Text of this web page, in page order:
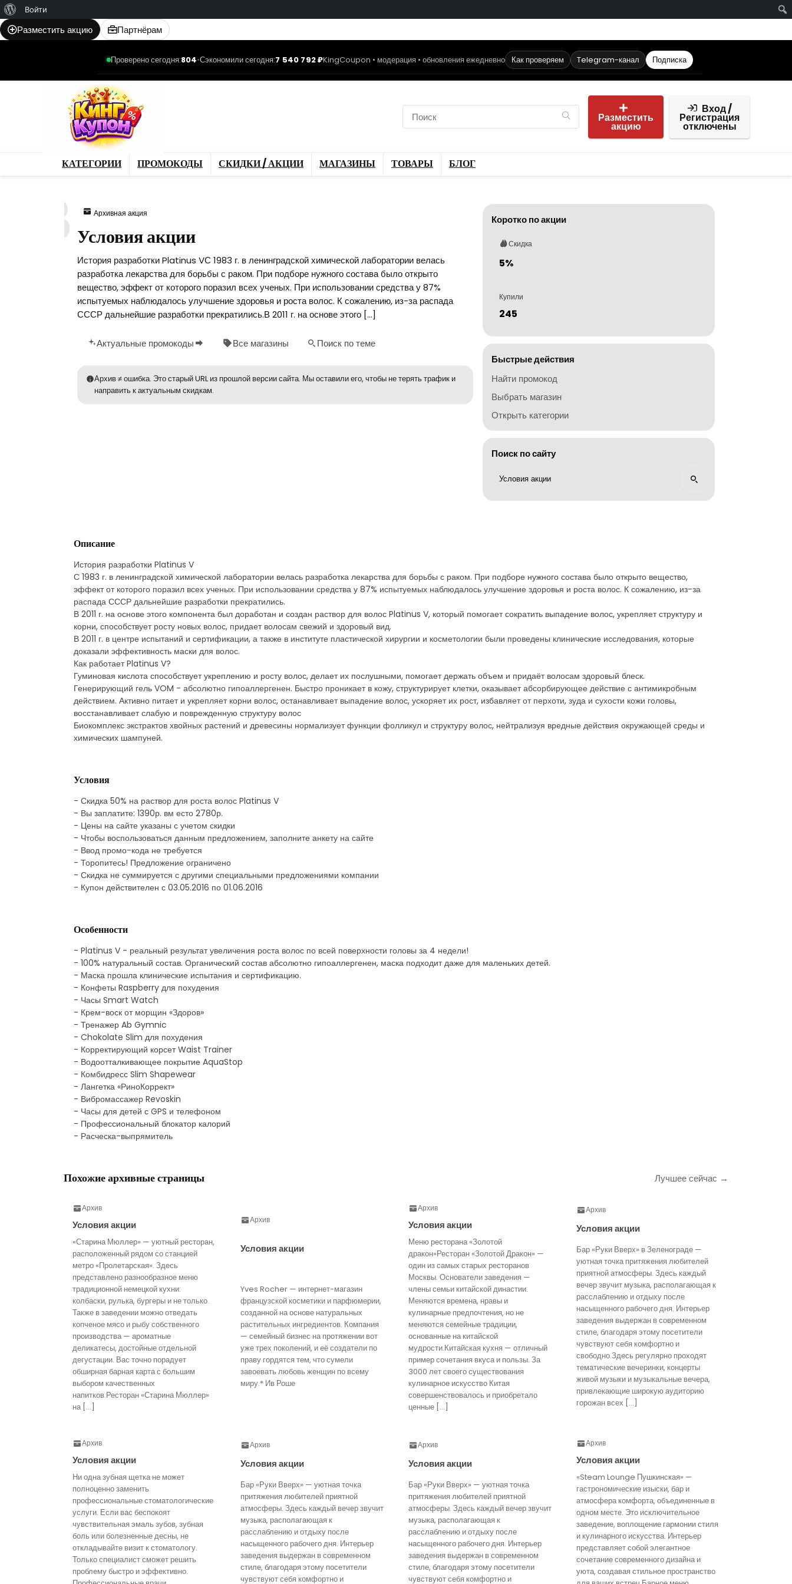
WordPress
Войти
Разместить акцию Партнёрам
Проверено сегодня:804•Сэкономили сегодня:7 540 792 ₽KingCoupon • модерация • обновления ежедневно Как проверяем Telegram-канал Подписка
Разместить
акцию
Вход /
Регистрация
отключены
КАТЕГОРИИ ПРОМОКОДЫ СКИДКИ / АКЦИИ МАГАЗИНЫ ТОВАРЫ БЛОГ
Архивная акция
Условия акции
История разработки Platinus VС 1983 г. в ленинградской химической лаборатории велась
разработка лекарства для борьбы с раком. При подборе нужного состава было открыто
вещество, эффект от которого поразил всех ученых. При использовании средства у 87%
испытуемых наблюдалось улучшение здоровья и роста волос. К сожалению, из-за распада
СССР дальнейшие разработки прекратились.В 2011 г. на основе этого […]
Актуальные промокоды Все магазины Поиск по теме
Архив ≠ ошибка. Это старый URL из прошлой версии сайта. Мы оставили его, чтобы не терять трафик и
направить к актуальным скидкам.
Коротко по акции
Скидка
5%
Купили
245
Быстрые действия
Найти промокод
Выбрать магазин
Открыть категории
Поиск по сайту
Описание
История разработки Platinus V
С 1983 г. в ленинградской химической лаборатории велась разработка лекарства для борьбы с раком. При подборе нужного состава было открыто вещество,
эффект от которого поразил всех ученых. При использовании средства у 87% испытуемых наблюдалось улучшение здоровья и роста волос. К сожалению, из-за
распада СССР дальнейшие разработки прекратились.
В 2011 г. на основе этого компонента был доработан и создан раствор для волос Platinus V, который помогает сократить выпадение волос, укрепляет структуру и
корни, способствует росту новых волос, придает волосам свежий и здоровый вид.
В 2011 г. в центре испытаний и сертификации, а также в институте пластической хирургии и косметологии были проведены клинические исследования, которые
доказали эффективность маски для волос.
Как работает Platinus V?
Гуминовая кислота способствует укреплению и росту волос, делает их послушными, помогает держать объем и придаёт волосам здоровый блеск.
Генерирующий гель VOM - абсолютно гипоаллергенен. Быстро проникает в кожу, структурирует клетки, оказывает абсорбирующее действие с антимикробным
действием. Активно питает и укрепляет корни волос, останавливает выпадение волос, ускоряет их рост, избавляет от перхоти, зуда и сухости кожи головы,
восстанавливает слабую и поврежденную структуру волос
Биокомплекс экстрактов хвойных растений и древесины нормализует функции фолликул и структуру волос, нейтрализуя вредные действия окружающей среды и
химических шампуней.
Условия
- Скидка 50% на раствор для роста волос Platinus V
- Вы заплатите: 1390р. вм есто 2780р.
- Цены на сайте указаны с учетом скидки
- Чтобы воспользоваться данным предложением, заполните анкету на сайте
- Ввод промо-кода не требуется
- Торопитесь! Предложение ограничено
- Скидка не суммируется с другими специальными предложениями компании
- Купон действителен с 03.05.2016 по 01.06.2016
Особенности
- Platinus V - реальный результат увеличения роста волос по всей поверхности головы за 4 недели!
- 100% натуральный состав. Органический состав абсолютно гипоаллергенен, маска подходит даже для маленьких детей.
- Маска прошла клинические испытания и сертификацию.
- Конфеты Raspberry для похудения
- Часы Smart Watch
- Крем-воск от морщин «Здоров»
- Тренажер Ab Gymnic
- Chokolate Slim для похудения
- Корректирующий корсет Waist Trainer
- Водоотталкивающее покрытие AquaStop
- Комбидресс Slim Shapewear
- Лангетка «РиноКоррект»
- Вибромассажер Revoskin
- Часы для детей с GPS и телефоном
- Профессиональный блокатор калорий
- Расческа-выпрямитель
Похожие архивные страницы Лучшее сейчас →
Архив
Условия акции
«Старина Мюллер» — уютный ресторан,
расположенный рядом со станцией
метро «Пролетарская». Здесь
представлено разнообразное меню
традиционной немецкой кухни:
колбаски, рулька, бургеры и не только.
Также в заведении можно отведать
копченое мясо и рыбу собственного
производства — ароматные
деликатесы, достойные отдельной
дегустации. Вас точно порадует
обширная барная карта с большим
выбором качественных
напитков.Ресторан «Старина Мюллер»
на […]
Архив
Условия акции
Yves Rocher — интернет-магазин
французской косметики и парфюмерии,
созданной на основе натуральных
растительных ингредиентов. Компания
— семейный бизнес на протяжении вот
уже трех поколений, и её создатели по
праву гордятся тем, что сумели
завоевать любовь женщин по всему
миру.* Ив Роше
Архив
Условия акции
Меню ресторана «Золотой
дракон»Ресторан «Золотой Дракон» —
один из самых старых ресторанов
Москвы. Основатели заведения —
члены семьи китайской династии.
Меняются времена, нравы и
кулинарные предпочтения, но не
меняются семейные традиции,
основанные на китайской
мудрости.Китайская кухня — отличный
пример сочетания вкуса и пользы. За
3000 лет своего существования
кулинарное искусство Китая
совершенствовалось и приобретало
ценные […]
Архив
Условия акции
Бар «Руки Вверх» в Зеленограде —
уютная точка притяжения любителей
приятной атмосферы. Здесь каждый
вечер звучит музыка, располагающая к
расслаблению и отдыху после
насыщенного рабочего дня. Интерьер
заведения выдержан в современном
стиле, благодаря этому посетители
чувствуют себя комфортно и
свободно.Здесь регулярно проходят
тематические вечеринки, концерты
живой музыки и музыкальные вечера,
привлекающие широкую аудиторию
горожан всех […]
Архив
Условия акции
Ни одна зубная щетка не может
полноценно заменить
профессиональные стоматологические
услуги. Если вас беспокоят
чувствительная эмаль зубов, зубная
боль или болезненные десны, не
откладывайте визит к стоматологу.
Только специалист сможет решить
проблему быстро и эффективно.
Архив
Условия акции
Бар «Руки Вверх» — уютная точка
притяжения любителей приятной
атмосферы. Здесь каждый вечер звучит
музыка, располагающая к
расслаблению и отдыху после
насыщенного рабочего дня. Интерьер
заведения выдержан в современном
стиле, благодаря этому посетители
чувствуют себя комфортно и
Архив
Условия акции
Бар «Руки Вверх» — уютная точка
притяжения любителей приятной
атмосферы. Здесь каждый вечер звучит
музыка, располагающая к
расслаблению и отдыху после
насыщенного рабочего дня. Интерьер
заведения выдержан в современном
стиле, благодаря этому посетители
чувствуют себя комфортно и
Архив
Условия акции
«Steam Lounge Пушкинская» —
гастрономические изыски, бар и
атмосфера комфорта, объединенные в
одном месте. Это исключительное
заведение, воплощение гармонии стиля
и кулинарного искусства. Интерьер
представляет собой элегантное
сочетание современного дизайна и
уюта, создавая стильное пространство